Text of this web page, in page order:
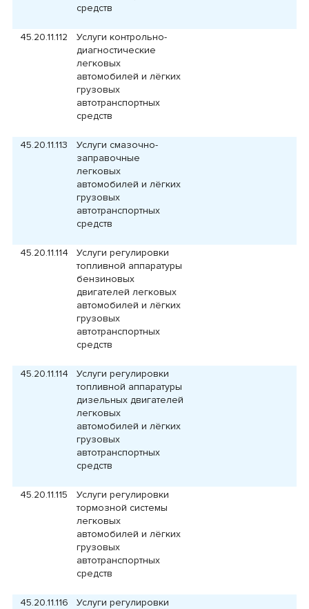
средств
45.20.11.112
Услуги контрольно-
диагностические
легковых
автомобилей и лёгких
грузовых
автотранспортных
средств
45.20.11.113
Услуги смазочно-
заправочные
легковых
автомобилей и лёгких
грузовых
автотранспортных
средств
45.20.11.114
Услуги регулировки
топливной аппаратуры
бензиновых
двигателей легковых
автомобилей и лёгких
грузовых
автотранспортных
средств
45.20.11.114
Услуги регулировки
топливной аппаратуры
дизельных двигателей
легковых
автомобилей и лёгких
грузовых
автотранспортных
средств
45.20.11.115
Услуги регулировки
тормозной системы
легковых
автомобилей и лёгких
грузовых
автотранспортных
средств
45.20.11.116
Услуги регулировки